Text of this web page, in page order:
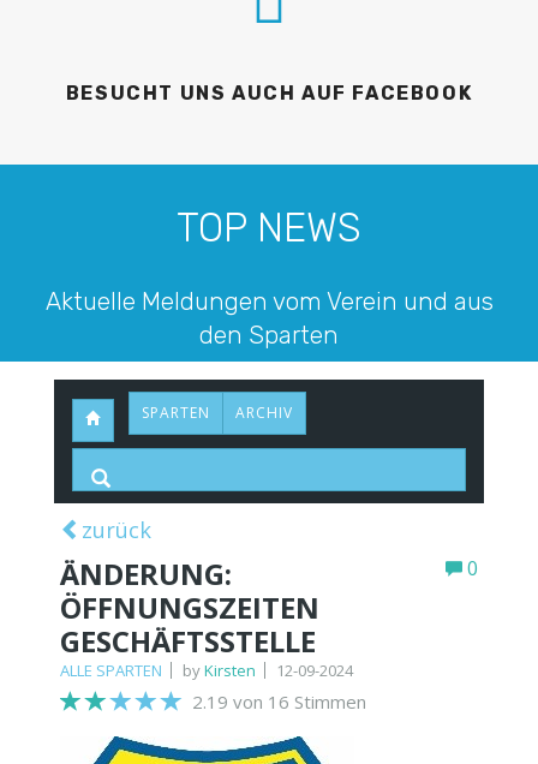
BESUCHT UNS AUCH AUF FACEBOOK
TOP NEWS
Aktuelle Meldungen vom Verein und aus
den Sparten
SPARTEN ARCHIV
zurück
0
ÄNDERUNG:
ÖFFNUNGSZEITEN
GESCHÄFTSSTELLE
ALLE SPARTEN byKirsten 12-09-2024
2.19 von 16 Stimmen